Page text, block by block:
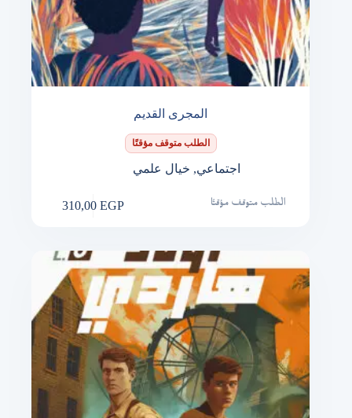
المجرى القديم
الطلب متوقف مؤقتًا
اجتماعي, خيال علمي
310,00EGP الطلب متوقف مؤقتًا